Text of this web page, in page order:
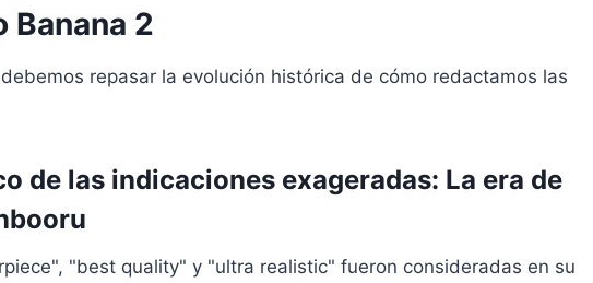
Banana 2
repasar la evolución histórica de cómo redactamos las
de las indicaciones exageradas: La era de
"best quality" y "ultra realistic" fueron consideradas en su